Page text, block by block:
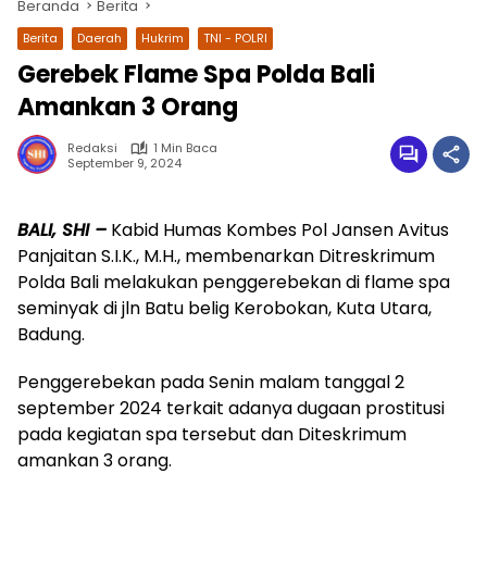
wa.me/087842777025
Beranda Berita
Berita Daerah Hukrim TNI - POLRI
Gerebek Flame Spa Polda Bali
Amankan 3 Orang
Redaksi
1 Min Baca
September 9, 2024
BALI, SHI – Kabid Humas Kombes Pol Jansen Avitus
Panjaitan S.I.K., M.H., membenarkan Ditreskrimum
Polda Bali melakukan penggerebekan di flame spa
seminyak di jln Batu belig Kerobokan, Kuta Utara,
Badung.
Penggerebekan pada Senin malam tanggal 2
september 2024 terkait adanya dugaan prostitusi
pada kegiatan spa tersebut dan Diteskrimum
amankan 3 orang.